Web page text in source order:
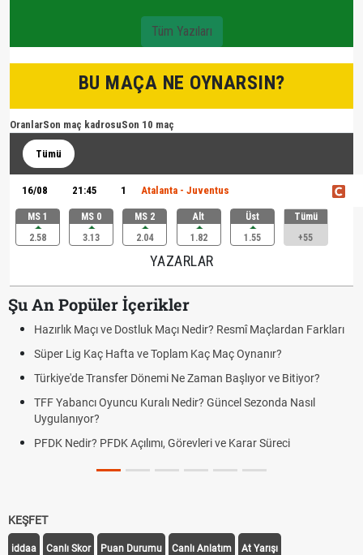
Tüm Yazıları
BU MAÇA NE OYNARSIN?
OranlarSon maç kadrosuSon 10 maç
Tümü
16/08 21:45 1 Atalanta - Juventus
MS 1
2.58
MS 0
3.13
MS 2
2.04
Alt
1.82
Üst
1.55
Tümü
+55
YAZARLAR
Şu An Popüler İçerikler
Hazırlık Maçı ve Dostluk Maçı Nedir? Resmî Maçlardan Farkları
Süper Lig Kaç Hafta ve Toplam Kaç Maç Oynanır?
Türkiye'de Transfer Dönemi Ne Zaman Başlıyor ve Bitiyor?
TFF Yabancı Oyuncu Kuralı Nedir? Güncel Sezonda Nasıl
Uygulanıyor?
PFDK Nedir? PFDK Açılımı, Görevleri ve Karar Süreci
KEŞFET
iddaa Canlı Skor Puan Durumu Canlı Anlatım At Yarışı